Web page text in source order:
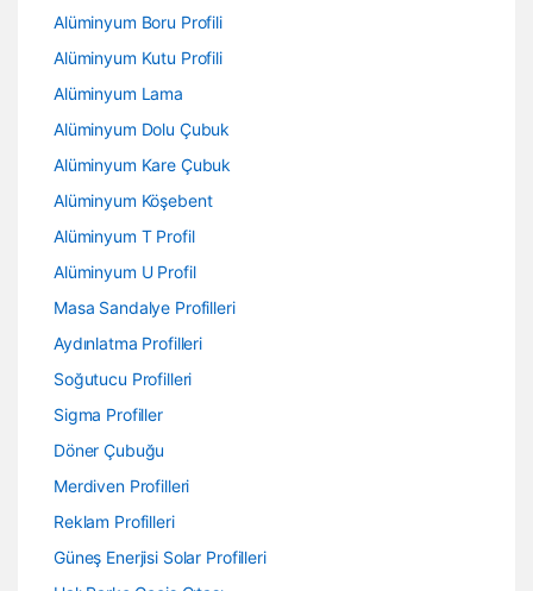
Alüminyum Boru Profili
Alüminyum Kutu Profili
Alüminyum Lama
Alüminyum Dolu Çubuk
Alüminyum Kare Çubuk
Alüminyum Köşebent
Alüminyum T Profil
Alüminyum U Profil
Masa Sandalye Profilleri
Aydınlatma Profilleri
Soğutucu Profilleri
Sigma Profiller
Döner Çubuğu
Merdiven Profilleri
Reklam Profilleri
Güneş Enerjisi Solar Profilleri